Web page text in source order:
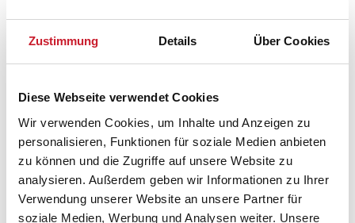
Zustimmung Details Über Cookies
Diese Webseite verwendet Cookies
Wir verwenden Cookies, um Inhalte und Anzeigen zu
personalisieren, Funktionen für soziale Medien anbieten
zu können und die Zugriffe auf unsere Website zu
analysieren. Außerdem geben wir Informationen zu Ihrer
Verwendung unserer Website an unsere Partner für
soziale Medien, Werbung und Analysen weiter. Unsere
gefährlichsten Sandbänke der Nordsee: Horns Rev.
Das Gebiet um Hvidbjerg Strand bietet geradezu
jede Art von Wassersport. Der Leuchtturm
Blåvandshuk Fyr markiert den westlichsten Punkt
Dänemarks. Hier sollten Sie sich nicht den
Sonnenuntergang entgehen lassen.